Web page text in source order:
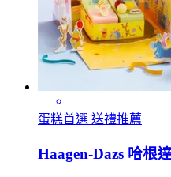
蛋糕首選 送禮推薦
Haagen-Dazs 哈根